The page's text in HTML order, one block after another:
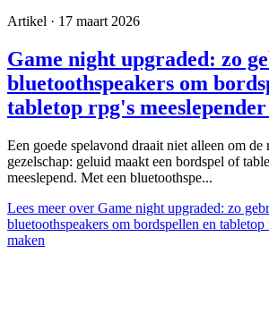
Artikel · 17 maart 2026
Game night upgraded: zo
bluetoothspeakers om
tabletop rpg's
Een goede spelavond draait niet alleen om de
gezelschap: geluid maakt een bordspel of
meeslepend. Met een bluetoothspe...
Lees meerover Game night upgraded: zo
bluetoothspeakers om bordspellen en tabletop
maken